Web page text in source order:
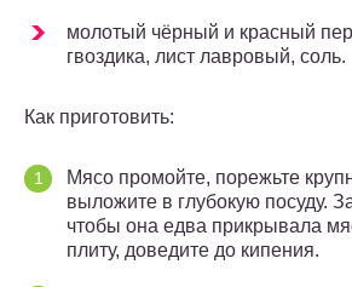
молотый чёрный и красный
гвоздика, лист лавровый, соль.
Как приготовить:
Мясо промойте, порежьте
выложите в глубокую посуду.
чтобы она едва прикрывала
плиту, доведите до кипения.